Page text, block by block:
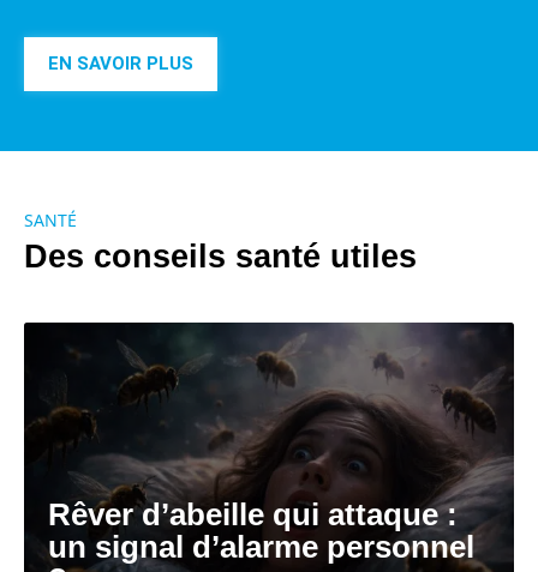
EN SAVOIR PLUS
SANTÉ
Des conseils santé utiles
Rêver d’abeille qui attaque :
un signal d’alarme personnel